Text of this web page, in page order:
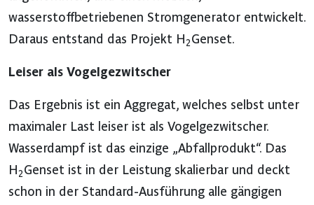
wasserstoffbetriebenen Stromgenerator entwickelt.
Daraus entstand das Projekt H2Genset.
Leiser als Vogelgezwitscher
Das Ergebnis ist ein Aggregat, welches selbst unter
maximaler Last leiser ist als Vogelgezwitscher.
Wasserdampf ist das einzige „Abfallprodukt“. Das
H2Genset ist in der Leistung skalierbar und deckt
schon in der Standard-Ausführung alle gängigen